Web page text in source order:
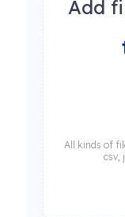
Add
All kinds of
csv,